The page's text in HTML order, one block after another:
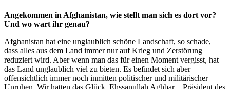
Angekommen in Afghanistan, wie stellt man sich es dort vor?
Und wo wart ihr genau?
Afghanistan hat eine unglaublich schöne Landschaft, so schade,
dass alles aus dem Land immer nur auf Krieg und Zerstörung
reduziert wird. Aber wenn man das für einen Moment vergisst, hat
das Land unglaublich viel zu bieten. Es befindet sich aber
offensichtlich immer noch inmitten politischer und militärischer
Unruhen. Wir hatten das Glück, Ehssanullah Aghbar – Präsident des